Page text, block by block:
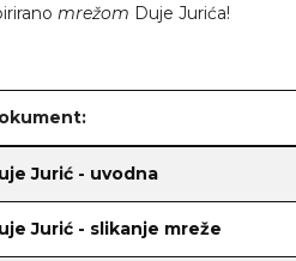
mrežom Duje Jurića!
Jurić - uvodna
Jurić - slikanje mreže